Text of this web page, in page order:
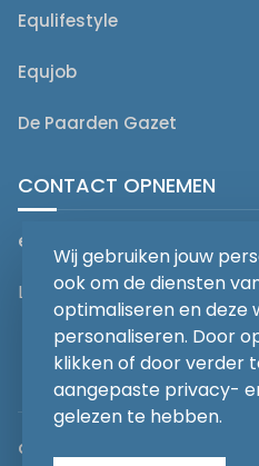
Equlifestyle
Equjob
De Paarden Gazet
CONTACT OPNEMEN
editorial@equmedia.be
Langendamdreef 22 9880
abonnementsvoorwaarden
Wij gebruiken jouw
ook om de diensten
optimaliseren en deze
personaliseren. Door
klikken of door verder
aangepaste privacy-
gelezen te hebben.